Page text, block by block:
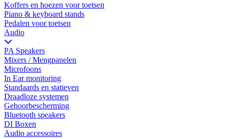
Koffers en hoezen voor toetsen
Piano & keyboard stands
Pedalen voor toetsen
Audio
PA Speakers
Mixers / Mengpanelen
Microfoons
In Ear monitoring
Standaards en statieven
Draadloze systemen
Gehoorbescherming
Bluetooth speakers
DI Boxen
Audio accessoires